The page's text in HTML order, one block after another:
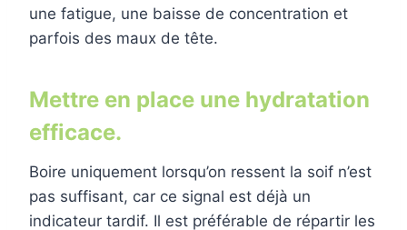
une fatigue, une baisse de concentration et
parfois des maux de tête.
Mettre en place une hydratation
efficace.
Boire uniquement lorsqu’on ressent la soif n’est
pas suffisant, car ce signal est déjà un
indicateur tardif. Il est préférable de répartir les